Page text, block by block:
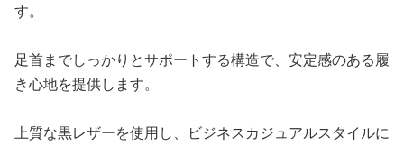
す。
足首までしっかりとサポートする構造で、安定感のある履
き心地を提供します。
上質な黒レザーを使用し、ビジネスカジュアルスタイルに